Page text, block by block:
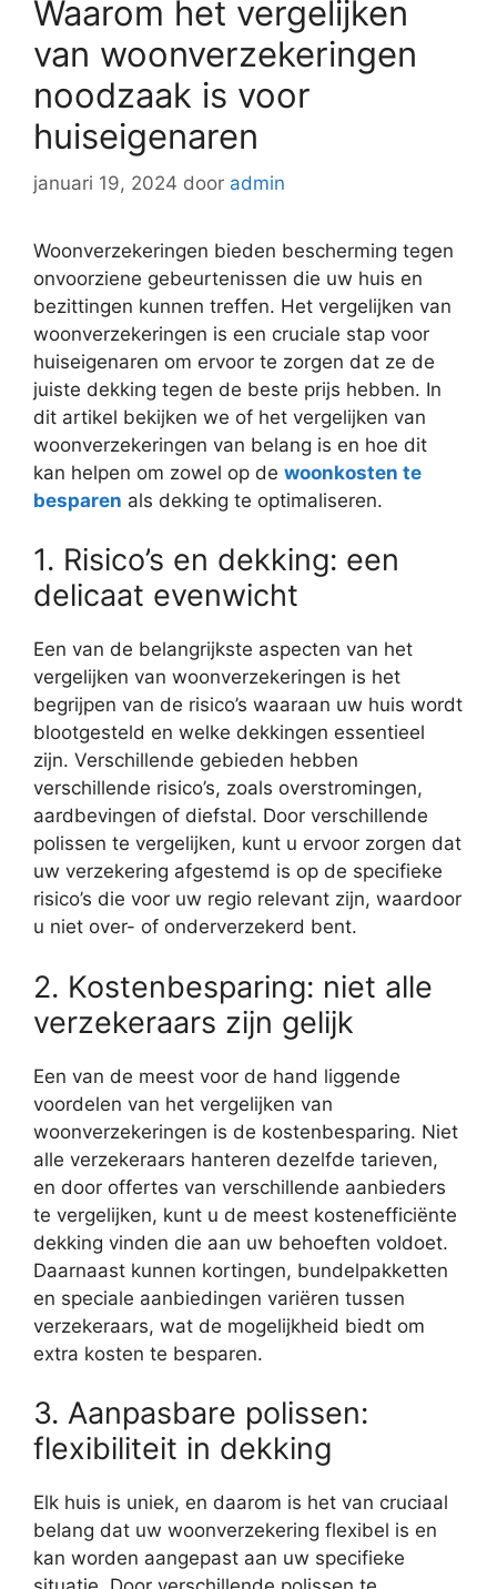
Waarom het vergelijken
van woonverzekeringen
noodzaak is voor
huiseigenaren
januari 19, 2024 door admin
Woonverzekeringen bieden bescherming tegen
onvoorziene gebeurtenissen die uw huis en
bezittingen kunnen treffen. Het vergelijken van
woonverzekeringen is een cruciale stap voor
huiseigenaren om ervoor te zorgen dat ze de
juiste dekking tegen de beste prijs hebben. In
dit artikel bekijken we of het vergelijken van
woonverzekeringen van belang is en hoe dit
kan helpen om zowel op de woonkosten te
besparen als dekking te optimaliseren.
1. Risico’s en dekking: een
delicaat evenwicht
Een van de belangrijkste aspecten van het
vergelijken van woonverzekeringen is het
begrijpen van de risico’s waaraan uw huis wordt
blootgesteld en welke dekkingen essentieel
zijn. Verschillende gebieden hebben
verschillende risico’s, zoals overstromingen,
aardbevingen of diefstal. Door verschillende
polissen te vergelijken, kunt u ervoor zorgen dat
uw verzekering afgestemd is op de specifieke
risico’s die voor uw regio relevant zijn, waardoor
u niet over- of onderverzekerd bent.
2. Kostenbesparing: niet alle
verzekeraars zijn gelijk
Een van de meest voor de hand liggende
voordelen van het vergelijken van
woonverzekeringen is de kostenbesparing. Niet
alle verzekeraars hanteren dezelfde tarieven,
en door offertes van verschillende aanbieders
te vergelijken, kunt u de meest kostenefficiënte
dekking vinden die aan uw behoeften voldoet.
Daarnaast kunnen kortingen, bundelpakketten
en speciale aanbiedingen variëren tussen
verzekeraars, wat de mogelijkheid biedt om
extra kosten te besparen.
3. Aanpasbare polissen:
flexibiliteit in dekking
Elk huis is uniek, en daarom is het van cruciaal
belang dat uw woonverzekering flexibel is en
kan worden aangepast aan uw specifieke